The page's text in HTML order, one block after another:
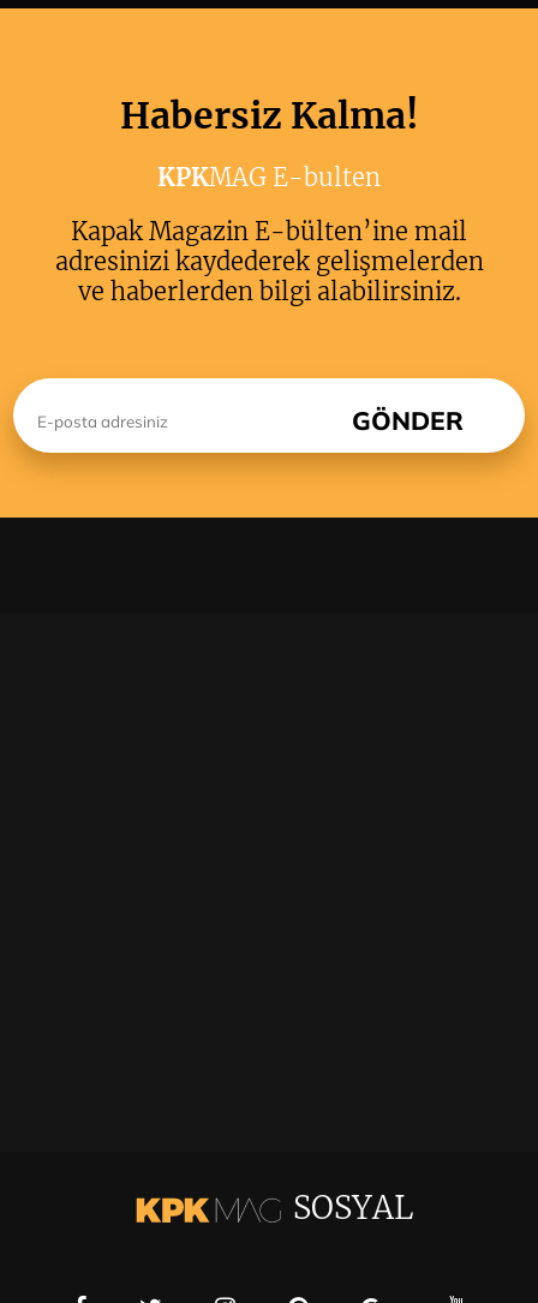
Habersiz Kalma!
KPKMAG E-bulten
Kapak Magazin E-bülten’ine mail
adresinizi kaydederek gelişmelerden
ve haberlerden bilgi alabilirsiniz.
SOSYAL